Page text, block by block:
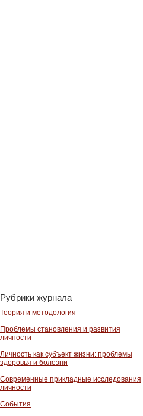
Рубрики журнала
Теория и методология
Проблемы становления и развития
личности
Личность как субъект жизни: проблемы
здоровья и болезни
Современные прикладные исследования
личности
События